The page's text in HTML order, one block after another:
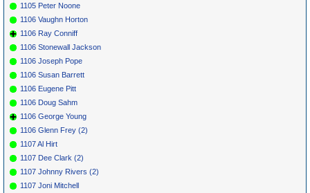
1105 Peter Noone
1106 Vaughn Horton
1106 Ray Conniff
1106 Stonewall Jackson
1106 Joseph Pope
1106 Susan Barrett
1106 Eugene Pitt
1106 Doug Sahm
1106 George Young
1106 Glenn Frey (2)
1107 Al Hirt
1107 Dee Clark (2)
1107 Johnny Rivers (2)
1107 Joni Mitchell